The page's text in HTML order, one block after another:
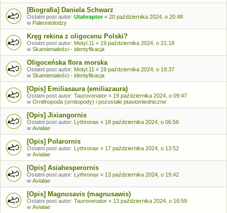
[Biografia] Daniela Schwarz
Ostatni post autor: Utahraptor« 20 października 2024, o 20:48
w Paleontolodzy
Kręg rekina z oligocenu Polski?
Ostatni post autor: Motyl.11 « 19 października 2024, o 21:18
w Skamieniałości - identyfikacja
Oligoceńska flora morska
Ostatni post autor: Motyl.11 « 19 października 2024, o 19:37
w Skamieniałości - identyfikacja
[Opis] Emiliasaura (emiliazaura)
Ostatni post autor: Taurovenator « 19 października 2024, o 09:47
w Ornithopoda (ornitopody) i pozostałe ptasiomiedniczne
[Opis] Jixiangornis
Ostatni post autor: Lythronax « 18 października 2024, o 06:56
w Avialae
[Opis] Polarornis
Ostatni post autor: Lythronax « 17 października 2024, o 13:52
w Avialae
[Opis] Asiahesperornis
Ostatni post autor: Lythronax « 13 października 2024, o 19:42
w Avialae
[Opis] Magnusavis (magnusawis)
Ostatni post autor: Taurovenator « 13 października 2024, o 16:59
w Avialae